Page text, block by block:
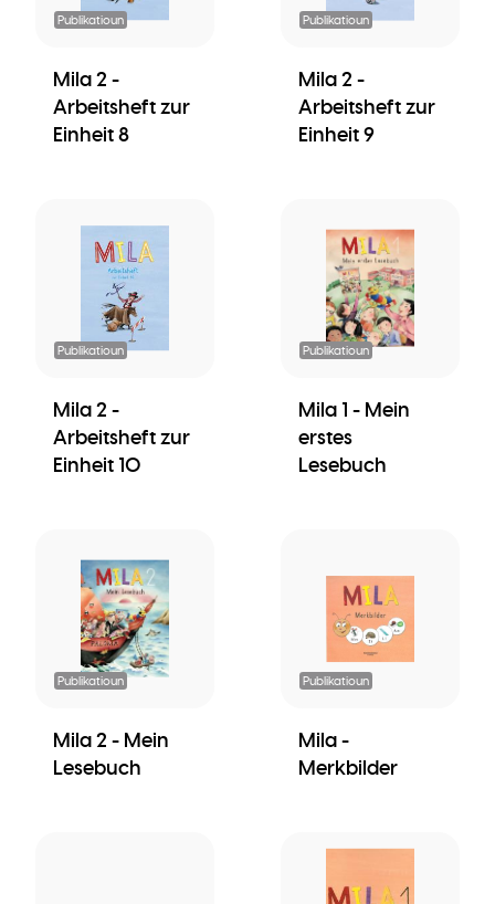
Publikatioun
Mila 2 -
Arbeitsheft zur
Einheit 8
Publikatioun
Mila 2 -
Arbeitsheft zur
Einheit 9
Publikatioun
Mila 2 -
Arbeitsheft zur
Einheit 10
Publikatioun
Mila 1 - Mein
erstes
Lesebuch
Publikatioun
Mila 2 - Mein
Lesebuch
Publikatioun
Mila -
Merkbilder